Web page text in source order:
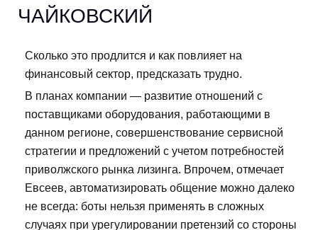
ЧАЙКОВСКИЙ
Сколько это продлится и как повлияет на
финансовый сектор, предсказать трудно.
В планах компании — развитие отношений с
поставщиками оборудования, работающими в
данном регионе, совершенствование сервисной
стратегии и предложений с учетом потребностей
приволжского рынка лизинга. Впрочем, отмечает
Евсеев, автоматизировать общение можно далеко
не всегда: боты нельзя применять в сложных
случаях при урегулировании претензий со стороны